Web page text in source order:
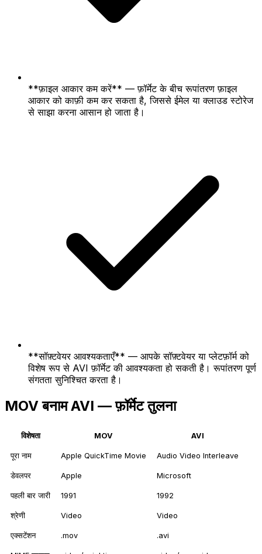
**फ़ाइल आकार कम करें** — फ़ॉर्मेट के बीच रूपांतरण फ़ाइल
आकार को काफ़ी कम कर सकता है, जिससे ईमेल या क्लाउड स्टोरेज
से साझा करना आसान हो जाता है।
**सॉफ़्टवेयर आवश्यकताएँ** — आपके सॉफ़्टवेयर या प्लेटफ़ॉर्म को
विशेष रूप से AVI फ़ॉर्मेट की आवश्यकता हो सकती है। रूपांतरण पूर्ण
संगतता सुनिश्चित करता है।
MOV बनाम AVI — फ़ॉर्मेट तुलना
विशेषता MOV AVI
पूरा नाम Apple QuickTime Movie Audio Video Interleave
डेवलपर Apple Microsoft
पहली बार जारी 1991 1992
श्रेणी Video Video
एक्सटेंशन .mov .avi